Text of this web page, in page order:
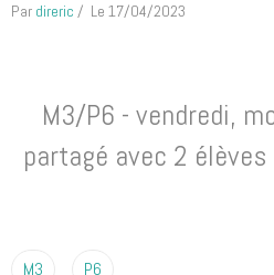
Par direric Le 17/04/2023
M3/P6 - vendredi,
partagé avec 2
M3 P6